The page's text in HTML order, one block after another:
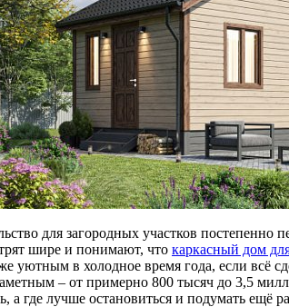
для загородных участков постепенно
шире и понимают, что каркасный дом
уютным в холодное время года, если всё
– от примерно 800 тысяч до 3,5
а где лучше остановиться и подумать ещё